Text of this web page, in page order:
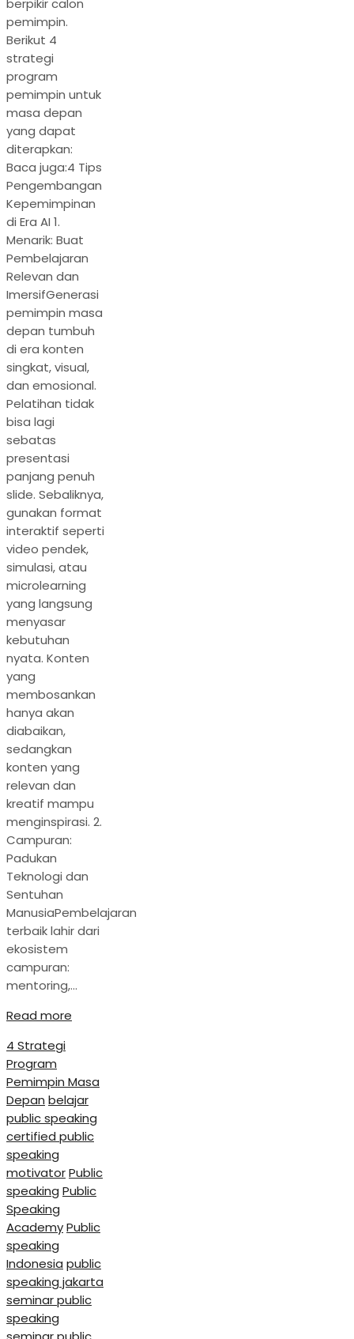
berpikir calon
pemimpin.
Berikut 4
strategi
program
pemimpin untuk
masa depan
yang dapat
diterapkan:
Baca juga:4 Tips
Pengembangan
Kepemimpinan
di Era AI 1.
Menarik: Buat
Pembelajaran
Relevan dan
ImersifGenerasi
pemimpin masa
depan tumbuh
di era konten
singkat, visual,
dan emosional.
Pelatihan tidak
bisa lagi
sebatas
presentasi
panjang penuh
slide. Sebaliknya,
gunakan format
interaktif seperti
video pendek,
simulasi, atau
microlearning
yang langsung
menyasar
kebutuhan
nyata. Konten
yang
membosankan
hanya akan
diabaikan,
sedangkan
konten yang
relevan dan
kreatif mampu
menginspirasi. 2.
Campuran:
Padukan
Teknologi dan
Sentuhan
ManusiaPembelajaran
terbaik lahir dari
ekosistem
campuran:
mentoring,…
Read more
4 Strategi
Program
Pemimpin Masa
Depan belajar
public speaking
certified public
speaking
motivatorPublic
speaking Public
Speaking
AcademyPublic
speaking
Indonesia public
speaking jakarta
seminar public
speaking